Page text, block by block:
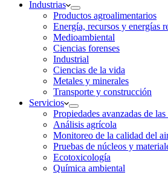
Industrias
Productos agroalimentarios
Energía, recursos y energías
Medioambiental
Ciencias forenses
Industrial
Ciencias de la vida
Metales y minerales
Transporte y construcción
Servicios
Propiedades avanzadas de las
Análisis agrícola
Monitoreo de la calidad del
Pruebas de núcleos y
Ecotoxicología
Química ambiental